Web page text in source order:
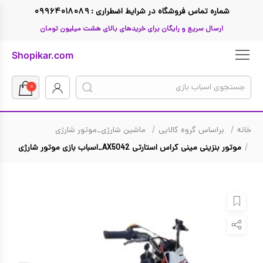
شماره تماس فروشگاه در شرایط اضطراری : ۰۹۹۶۴۰۱۸۰۸۹
ارسال سریع و رایگان برای خریدهای بالای هشت میلیون تومان
Shopikar.com
بازگشت
براساس قیمت
براساس جنسیت
بازگشت
دوچرخه
اسکوتر
بازگشت
پنج تا هشت سال
هشت تا ده سال
بازگشت
تا ۳ میلیون تومان
تا ۴ میلیون تومان
بازگشت
بازگشت
مرد عنکبوتی
باربی
بازگشت
Micro
Simba
۰
خانه براساس گروه کالایی
ماشین شارژی_موتور شارژی
موتور بنزینی مینی کراس استارتی AX5042_اسباب بازی موتور شارژی